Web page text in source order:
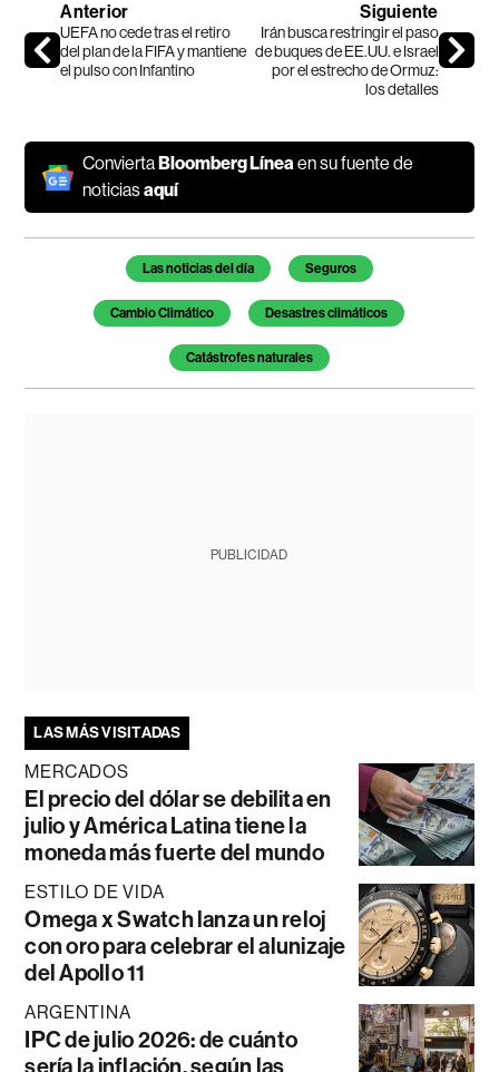
Anterior
UEFA no cede tras el retiro
del plan de la FIFA y mantiene
el pulso con Infantino
Siguiente
Irán busca restringir el paso
de buques de EE.UU. e Israel
por el estrecho de Ormuz:
los detalles
Convierta Bloomberg Líneaen su fuente de
noticiasaquí
Temas de este artículo
Las noticias del día Seguros
Cambio Climático Desastres climáticos
Catástrofes naturales
PUBLICIDAD
LAS MÁS VISITADAS
MERCADOS
El precio del dólar se debilita en
julio y América Latina tiene la
moneda más fuerte del mundo
ESTILO DE VIDA
Omega x Swatch lanza un reloj
con oro para celebrar el alunizaje
del Apollo 11
ARGENTINA
IPC de julio 2026: de cuánto
sería la inflación, según las